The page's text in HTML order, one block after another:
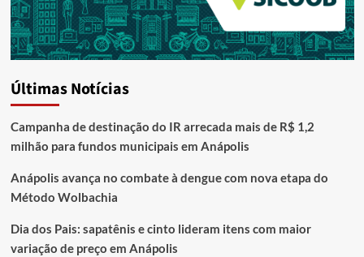
Últimas Notícias
Campanha de destinação do IR arrecada mais de R$ 1,2
milhão para fundos municipais em Anápolis
Anápolis avança no combate à dengue com nova etapa do
Método Wolbachia
Dia dos Pais: sapatênis e cinto lideram itens com maior
variação de preço em Anápolis